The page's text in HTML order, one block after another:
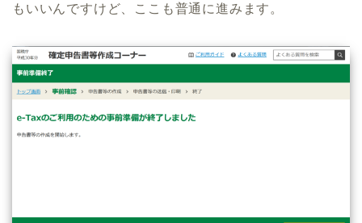
もいいんですけど、ここも普通に進みます。